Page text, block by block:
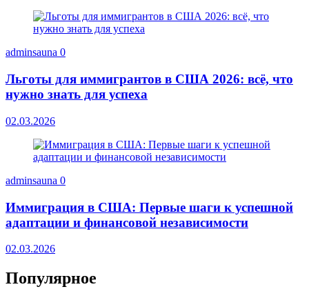
adminsauna 0
Льготы для иммигрантов в США 2026: всё, что
нужно знать для успеха
02.03.2026
adminsauna 0
Иммиграция в США: Первые шаги к успешной
адаптации и финансовой независимости
02.03.2026
Популярное